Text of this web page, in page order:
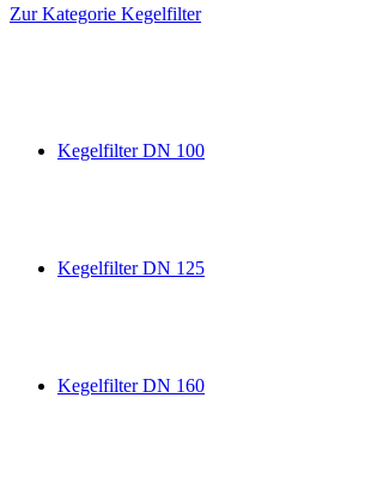
Zur Kategorie Kegelfilter
Kegelfilter DN 100
Kegelfilter DN 125
Kegelfilter DN 160